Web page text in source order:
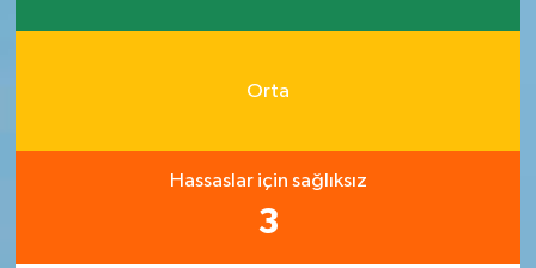
Orta
Hassaslar için sağlıksız
3